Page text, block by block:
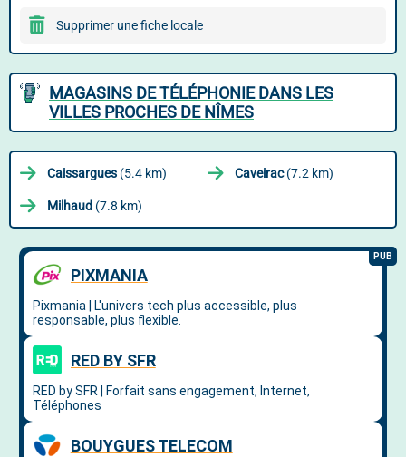
Supprimer une fiche locale
MAGASINS DE TÉLÉPHONIE DANS LES
VILLES PROCHES DE NÎMES
Caissargues (5.4 km) Caveirac(7.2 km)
Milhaud (7.8 km)